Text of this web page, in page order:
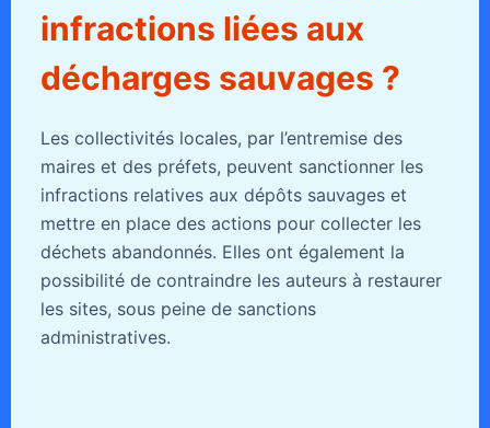
infractions liées aux
décharges sauvages ?
Les collectivités locales, par l’entremise des
maires et des préfets, peuvent sanctionner les
infractions relatives aux dépôts sauvages et
mettre en place des actions pour collecter les
déchets abandonnés. Elles ont également la
possibilité de contraindre les auteurs à restaurer
les sites, sous peine de sanctions
administratives.